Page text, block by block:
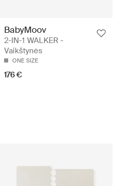
BabyMoov
2-IN-1 WALKER -
Vaikštynės
ONE SIZE
176 €